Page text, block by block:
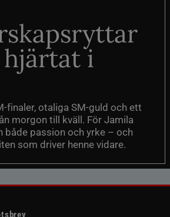
i
finaler, otaliga SM-guld och ett
morgon till kväll. För Jamila
både passion och yrke – och
som driver henne vidare.